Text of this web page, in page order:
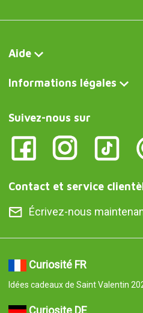
Aide
Informations légales
Suivez-nous sur
Contact et service
Écrivez-nous
Curiosité FR
Idées cadeaux de Saint Valentin
Curiosite DE